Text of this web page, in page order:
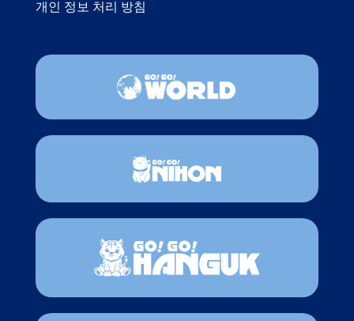
개인 정보 처리 방침